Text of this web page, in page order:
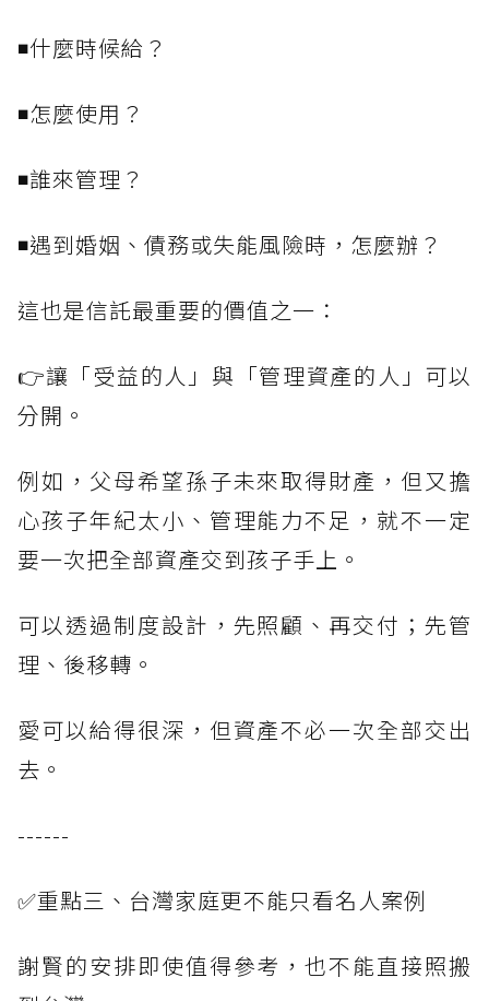
◾什麼時候給？
◾怎麼使用？
◾誰來管理？
◾遇到婚姻、債務或失能風險時，怎麼辦？
這也是信託最重要的價值之一：
👉讓「受益的人」與「管理資產的人」可以
分開。
例如，父母希望孫子未來取得財產，但又擔
心孩子年紀太小、管理能力不足，就不一定
要一次把全部資產交到孩子手上。
可以透過制度設計，先照顧、再交付；先管
理、後移轉。
愛可以給得很深，但資產不必一次全部交出
去。
------
✅重點三、台灣家庭更不能只看名人案例
謝賢的安排即使值得參考，也不能直接照搬